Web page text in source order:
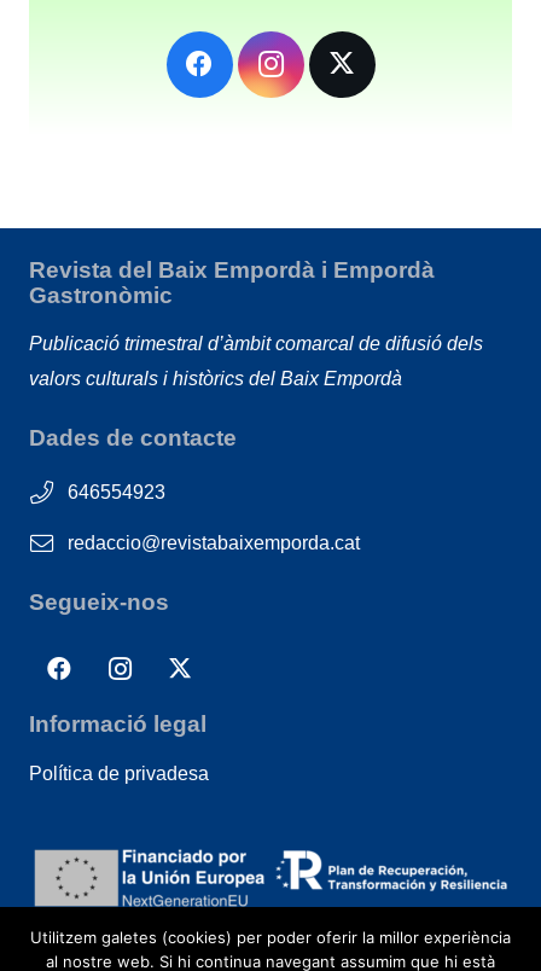
Revista del Baix Empordà i Empordà
Gastronòmic
Publicació trimestral d’àmbit comarcal de difusió dels
valors culturals i històrics del Baix Empordà
Dades de contacte
646554923
redaccio@revistabaixemporda.cat
Segueix-nos
Informació legal
Política de privadesa
Utilitzem galetes (cookies) per poder oferir la millor experiència
al nostre web. Si hi continua navegant assumim que hi està